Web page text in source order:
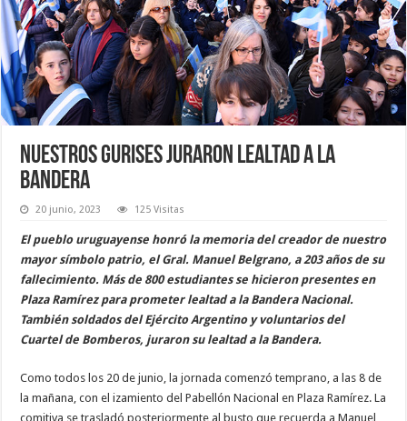
Nuestros gurises juraron lealtad a la
Bandera
20 junio, 2023 125 Visitas
El pueblo uruguayense honró la memoria del creador de nuestro
mayor símbolo patrio, el Gral. Manuel Belgrano, a 203 años de su
fallecimiento. Más de 800 estudiantes se hicieron presentes en
Plaza Ramírez para prometer lealtad a la Bandera Nacional.
También soldados del Ejército Argentino y voluntarios del
Cuartel de Bomberos, juraron su lealtad a la Bandera.
Como todos los 20 de junio, la jornada comenzó temprano, a las 8 de
la mañana, con el izamiento del Pabellón Nacional en Plaza Ramírez. La
comitiva se trasladó posteriormente al busto que recuerda a Manuel